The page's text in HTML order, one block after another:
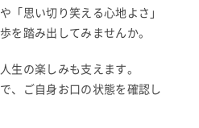
「思い切り笑える心地よさ」
を踏み出してみませんか。
生の楽しみも支えます。
、ご自身お口の状態を確認し